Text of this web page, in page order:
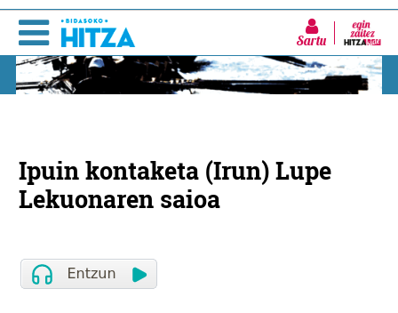
Sartu
Ipuin kontaketa (Irun) Lupe
Lekuonaren saioa